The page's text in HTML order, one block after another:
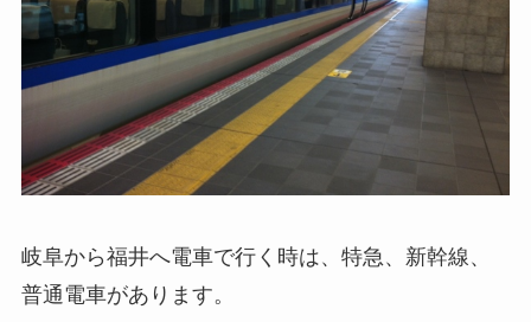
岐阜から福井へ電車で行く時は、特急、新幹線、
普通電車があります。